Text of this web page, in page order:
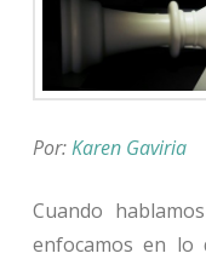
Por:Karen Gaviria
Cuando
enfocamos en lo